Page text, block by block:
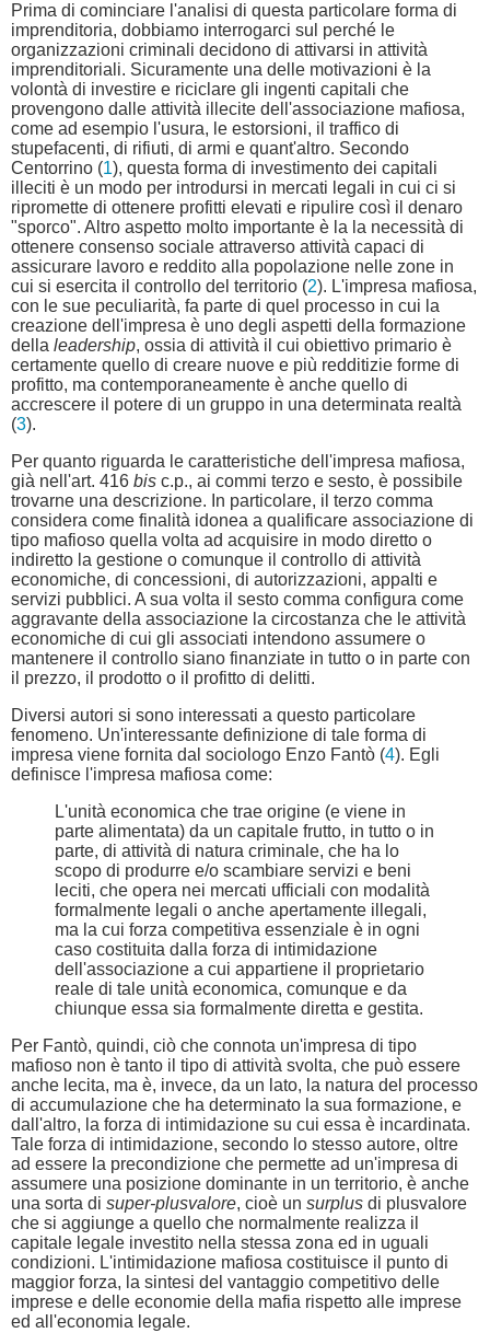
Prima di cominciare l'analisi di questa particolare forma di
imprenditoria, dobbiamo interrogarci sul perché le
organizzazioni criminali decidono di attivarsi in attività
imprenditoriali. Sicuramente una delle motivazioni è la
volontà di investire e riciclare gli ingenti capitali che
provengono dalle attività illecite dell'associazione mafiosa,
come ad esempio l'usura, le estorsioni, il traffico di
stupefacenti, di rifiuti, di armi e quant'altro. Secondo
Centorrino (1), questa forma di investimento dei capitali
illeciti è un modo per introdursi in mercati legali in cui ci si
ripromette di ottenere profitti elevati e ripulire così il denaro
"sporco". Altro aspetto molto importante è la la necessità di
ottenere consenso sociale attraverso attività capaci di
assicurare lavoro e reddito alla popolazione nelle zone in
cui si esercita il controllo del territorio (2). L'impresa mafiosa,
con le sue peculiarità, fa parte di quel processo in cui la
creazione dell'impresa è uno degli aspetti della formazione
della leadership, ossia di attività il cui obiettivo primario è
certamente quello di creare nuove e più redditizie forme di
profitto, ma contemporaneamente è anche quello di
accrescere il potere di un gruppo in una determinata realtà
(3).
Per quanto riguarda le caratteristiche dell'impresa mafiosa,
già nell'art. 416 bis c.p., ai commi terzo e sesto, è possibile
trovarne una descrizione. In particolare, il terzo comma
considera come finalità idonea a qualificare associazione di
tipo mafioso quella volta ad acquisire in modo diretto o
indiretto la gestione o comunque il controllo di attività
economiche, di concessioni, di autorizzazioni, appalti e
servizi pubblici. A sua volta il sesto comma configura come
aggravante della associazione la circostanza che le attività
economiche di cui gli associati intendono assumere o
mantenere il controllo siano finanziate in tutto o in parte con
il prezzo, il prodotto o il profitto di delitti.
Diversi autori si sono interessati a questo particolare
fenomeno. Un'interessante definizione di tale forma di
impresa viene fornita dal sociologo Enzo Fantò (4). Egli
definisce l'impresa mafiosa come:
L'unità economica che trae origine (e viene in
parte alimentata) da un capitale frutto, in tutto o in
parte, di attività di natura criminale, che ha lo
scopo di produrre e/o scambiare servizi e beni
leciti, che opera nei mercati ufficiali con modalità
formalmente legali o anche apertamente illegali,
ma la cui forza competitiva essenziale è in ogni
caso costituita dalla forza di intimidazione
dell'associazione a cui appartiene il proprietario
reale di tale unità economica, comunque e da
chiunque essa sia formalmente diretta e gestita.
Per Fantò, quindi, ciò che connota un'impresa di tipo
mafioso non è tanto il tipo di attività svolta, che può essere
anche lecita, ma è, invece, da un lato, la natura del processo
di accumulazione che ha determinato la sua formazione, e
dall'altro, la forza di intimidazione su cui essa è incardinata.
Tale forza di intimidazione, secondo lo stesso autore, oltre
ad essere la precondizione che permette ad un'impresa di
assumere una posizione dominante in un territorio, è anche
una sorta di super-plusvalore, cioè un surplus di plusvalore
che si aggiunge a quello che normalmente realizza il
capitale legale investito nella stessa zona ed in uguali
condizioni. L'intimidazione mafiosa costituisce il punto di
maggior forza, la sintesi del vantaggio competitivo delle
imprese e delle economie della mafia rispetto alle imprese
ed all'economia legale.